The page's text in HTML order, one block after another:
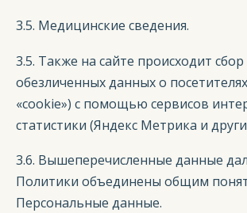
3.5. Медицинские сведения.
3.5. Также на сайте происходит
обезличенных данных о
«cookie») с помощью сервисов
статистики (Яндекс Метрика и
3.6. Вышеперечисленные данные
Политики объединены общим
Персональные данные.